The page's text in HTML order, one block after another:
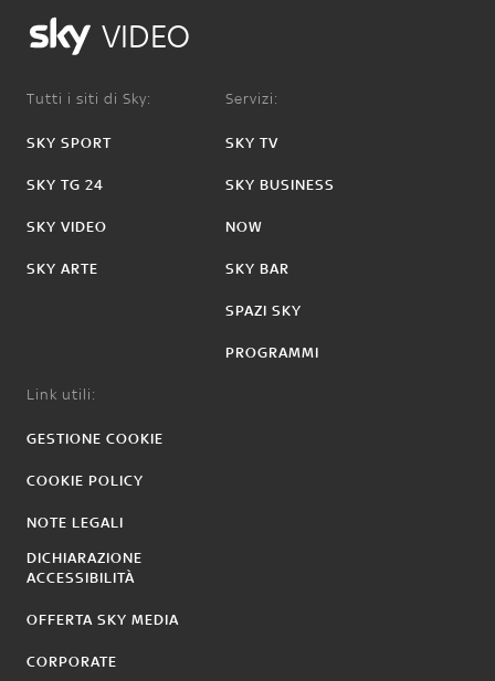
VIDEO
Tutti i siti di Sky:
SKY SPORT
SKY TG 24
SKY VIDEO
SKY ARTE
Servizi:
SKY TV
SKY BUSINESS
NOW
SKY BAR
SPAZI SKY
PROGRAMMI
Link utili:
GESTIONE COOKIE
COOKIE POLICY
NOTE LEGALI
DICHIARAZIONE
ACCESSIBILITÀ
OFFERTA SKY MEDIA
CORPORATE